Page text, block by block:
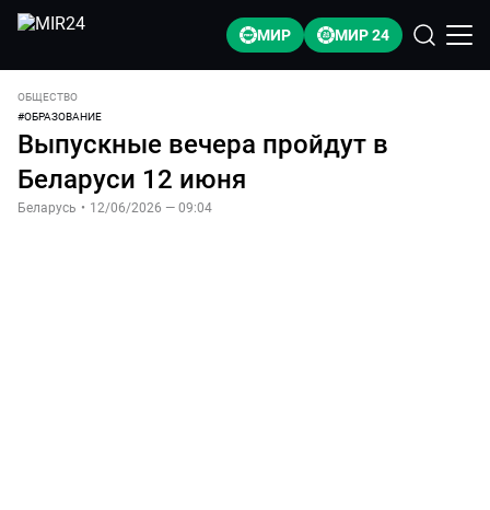
МИР МИР 24
ОБЩЕСТВО
#ОБРАЗОВАНИЕ
Выпускные вечера пройдут в
Беларуси 12 июня
Беларусь • 12/06/2026 — 09:04